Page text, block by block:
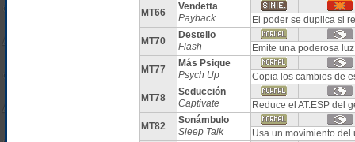
MT66
Vendetta
Payback
El poder se duplica si
MT70
Destello
Flash
Emite una poderosa
MT77
Más Psique
Psych Up
Copia los cambios de
MT78
Seducción
Captivate
Reduce el AT.ESP del
MT82
Sonámbulo
Sleep Talk
Usa un movimiento del